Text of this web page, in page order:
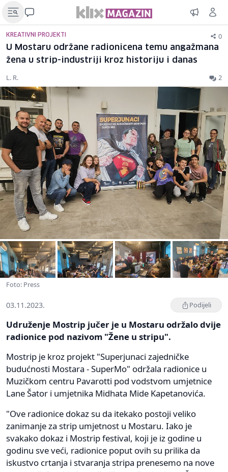
KREATIVNI PROJEKTI 0
U Mostaru održane radionicena temu angažmana
žena u strip-industriji kroz historiju i danas
L. R. 2
Foto: Press
03.11.2023. Podijeli
Udruženje Mostrip jučer je u Mostaru održalo dvije
radionice pod nazivom "Žene u stripu".
Mostrip je kroz projekt "Superjunaci zajedničke
budućnosti Mostara - SuperMo" održala radionice u
Muzičkom centru Pavarotti pod vodstvom umjetnice
Lane Šator i umjetnika Midhata Mide Kapetanovića.
"Ove radionice dokaz su da itekako postoji veliko
zanimanje za strip umjetnost u Mostaru. Iako je
svakako dokaz i Mostrip festival, koji je iz godine u
godinu sve veći, radionice poput ovih su prilika da
iskustvo crtanja i stvaranja stripa prenesemo na nove